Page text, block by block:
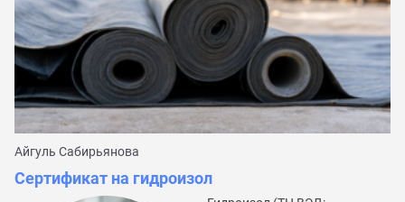
Айгуль Сабирьянова
Сертификат на гидроизол